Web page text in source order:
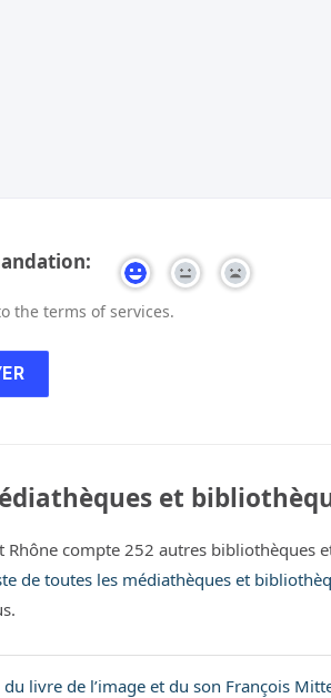
the terms of services.
et
Rhône compte 252 autres bibliothèques
de toutes les médiathèques et
livre de l’image et du son François